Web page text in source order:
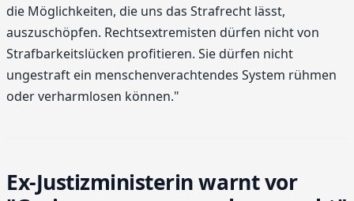
die Möglichkeiten, die uns das Strafrecht lässt,
auszuschöpfen. Rechtsextremisten dürfen nicht von
Strafbarkeitslücken profitieren. Sie dürfen nicht
ungestraft ein menschenverachtendes System rühmen
oder verharmlosen können."
Ex-Justizministerin warnt vor